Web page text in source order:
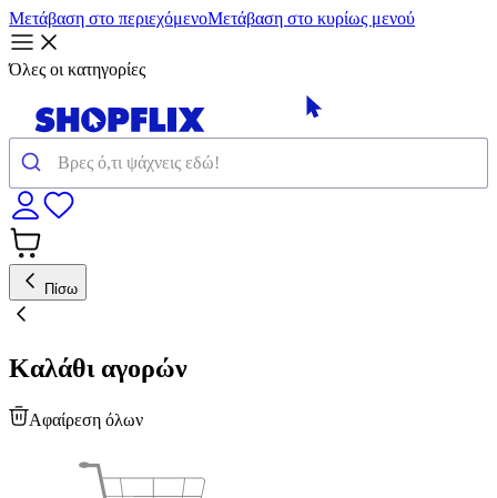
Μετάβαση στο περιεχόμενοΜετάβαση στο κυρίως μενού
Όλες οι κατηγορίες
Πίσω
Καλάθι αγορών
Αφαίρεση όλων